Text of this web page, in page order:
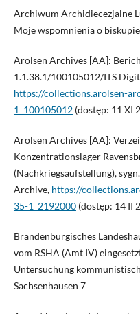
Archiwum Archidiecezjalne
Moje wspomnienia o
Arolsen Archives [AA]:
1.1.38.1/100105012/ITS
https://collections.arolsen-
1_100105012(dostęp: 11 XI
Arolsen Archives [AA]:
Konzentrationslager
(Nachkriegsaufstellung),
Archive, https://
35-1_2192000(dostęp: 14 II
Brandenburgisches
vom RSHA (Amt IV)
Untersuchung
Sachsenhausen 7